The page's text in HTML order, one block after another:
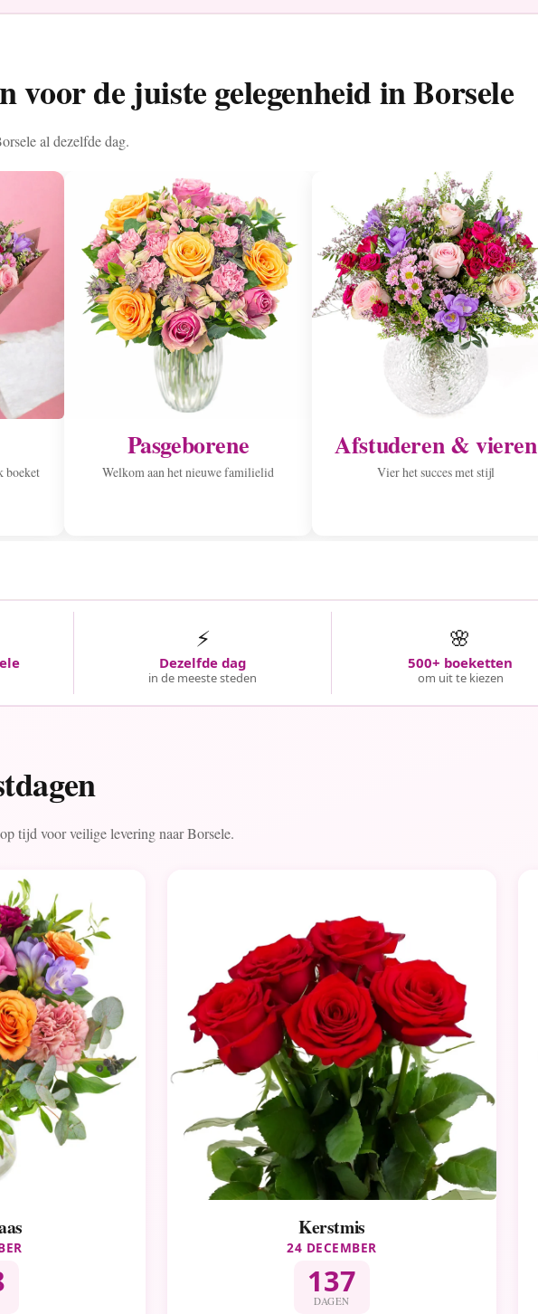
voor de juiste gelegenheid in Borsele
al dezelfde dag.
boeket
Pasgeborene
Welkom aan het nieuwe familielid
Afstuderen & vieren
Vier het succes met stijl
⚡
Dezelfde dag
in de meeste steden
🌸
500+ boeketten
om uit te kiezen
tijd voor veilige levering naar Borsele.
Kerstmis
24 DECEMBER
137
DAGEN